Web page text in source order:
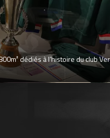
dédiés à l’histoire du club